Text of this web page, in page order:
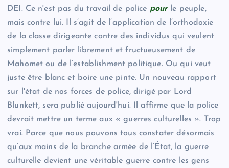
DEI. Ce n'est pas du travail de police pourle peuple,
mais contre lui. Il s’agit de l’application de l’orthodoxie
de la classe dirigeante contre des individus qui veulent
simplement parler librement et fructueusement de
Mahomet ou de l’establishment politique. Ou qui veut
juste être blanc et boire une pinte. Un nouveau rapport
sur l'état de nos forces de police, dirigé par Lord
Blunkett, sera publié aujourd'hui. Il affirme que la police
devrait mettre un terme aux « guerres culturelles ». Trop
vrai. Parce que nous pouvons tous constater désormais
qu’aux mains de la branche armée de l’État, la guerre
culturelle devient une véritable guerre contre les gens